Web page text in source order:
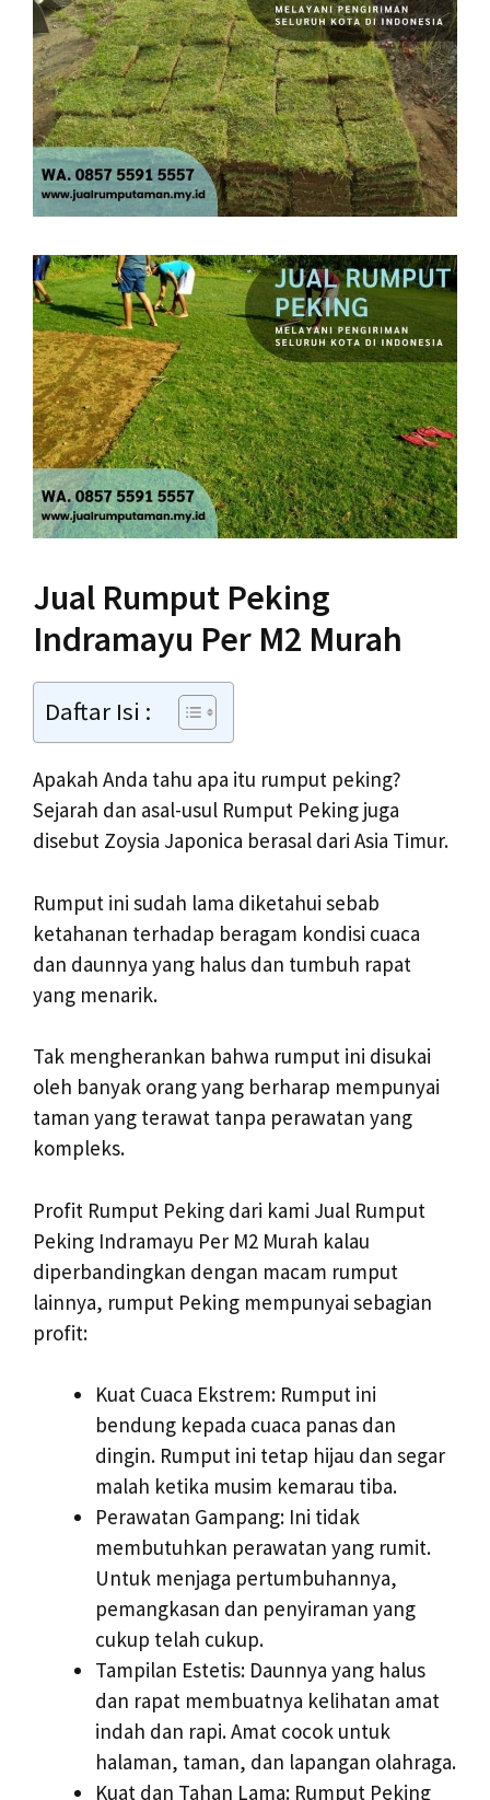
Jual Rumput Peking
Indramayu Per M2 Murah
Daftar Isi :
Apakah Anda tahu apa itu rumput peking?
Sejarah dan asal-usul Rumput Peking juga
disebut Zoysia Japonica berasal dari Asia Timur.
Rumput ini sudah lama diketahui sebab
ketahanan terhadap beragam kondisi cuaca
dan daunnya yang halus dan tumbuh rapat
yang menarik.
Tak mengherankan bahwa rumput ini disukai
oleh banyak orang yang berharap mempunyai
taman yang terawat tanpa perawatan yang
kompleks.
Profit Rumput Peking dari kami Jual Rumput
Peking Indramayu Per M2 Murah kalau
diperbandingkan dengan macam rumput
lainnya, rumput Peking mempunyai sebagian
profit:
Kuat Cuaca Ekstrem: Rumput ini
bendung kepada cuaca panas dan
dingin. Rumput ini tetap hijau dan segar
malah ketika musim kemarau tiba.
Perawatan Gampang: Ini tidak
membutuhkan perawatan yang rumit.
Untuk menjaga pertumbuhannya,
pemangkasan dan penyiraman yang
cukup telah cukup.
Tampilan Estetis: Daunnya yang halus
dan rapat membuatnya kelihatan amat
indah dan rapi. Amat cocok untuk
halaman, taman, dan lapangan olahraga.
Kuat dan Tahan Lama: Rumput Peking